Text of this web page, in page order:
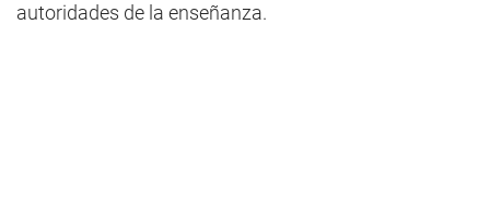
autoridades de la enseñanza.